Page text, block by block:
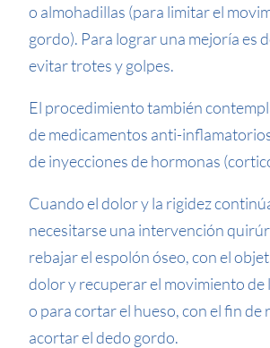
o almohadillas (para limitar el
gordo). Para lograr una mejoría es
evitar trotes y golpes.
El procedimiento también
de medicamentos anti-
de inyecciones de hormonas
Cuando el dolor y la rigidez
necesitarse una intervención
rebajar el espolón óseo, con el
dolor y recuperar el movimiento de
o para cortar el hueso, con el fin de
acortar el dedo gordo.